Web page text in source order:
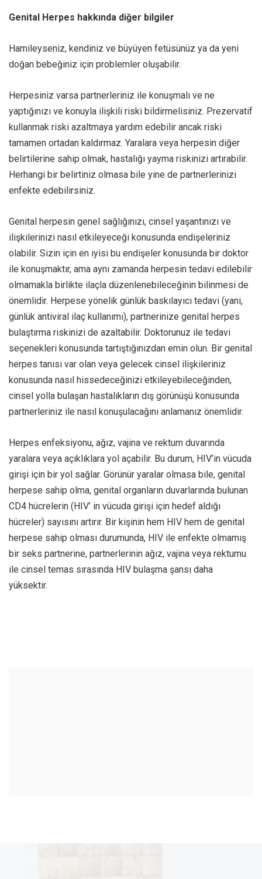
Genital Herpes hakkında diğer bilgiler
Hamileyseniz, kendiniz ve büyüyen fetüsünüz ya da yeni
doğan bebeğiniz için problemler oluşabilir.
Herpesiniz varsa partnerleriniz ile konuşmalı ve ne
yaptığınızı ve konuyla ilişkili riski bildirmelisiniz. Prezervatif
kullanmak riski azaltmaya yardım edebilir ancak riski
tamamen ortadan kaldırmaz. Yaralara veya herpesin diğer
belirtilerine sahip olmak, hastalığı yayma riskinizi artırabilir.
Herhangi bir belirtiniz olmasa bile yine de partnerlerinizi
enfekte edebilirsiniz.
Genital herpesin genel sağlığınızı, cinsel yaşantınızı ve
ilişkilerinizi nasıl etkileyeceği konusunda endişeleriniz
olabilir. Sizin için en iyisi bu endişeler konusunda bir doktor
ile konuşmaktır, ama aynı zamanda herpesin tedavi edilebilir
olmamakla birlikte ilaçla düzenlenebileceğinin bilinmesi de
önemlidir. Herpese yönelik günlük baskılayıcı tedavi (yani,
günlük antiviral ilaç kullanımı), partnerinize genital herpes
bulaştırma riskinizi de azaltabilir. Doktorunuz ile tedavi
seçenekleri konusunda tartıştığınızdan emin olun. Bir genital
herpes tanısı var olan veya gelecek cinsel ilişkileriniz
konusunda nasıl hissedeceğinizi etkileyebileceğinden,
cinsel yolla bulaşan hastalıkların dış görünüşü konusunda
partnerleriniz ile nasıl konuşulacağını anlamanız önemlidir.
Herpes enfeksiyonu, ağız, vajina ve rektum duvarında
yaralara veya açıklıklara yol açabilir. Bu durum, HIV’in vücuda
girişi için bir yol sağlar. Görünür yaralar olmasa bile, genital
herpese sahip olma, genital organların duvarlarında bulunan
CD4 hücrelerin (HIV’ in vücuda girişi için hedef aldığı
hücreler) sayısını artırır. Bir kişinin hem HIV hem de genital
herpese sahip olması durumunda, HIV ile enfekte olmamış
bir seks partnerine, partnerlerinin ağız, vajina veya rektumu
ile cinsel temas sırasında HIV bulaşma şansı daha
yüksektir.